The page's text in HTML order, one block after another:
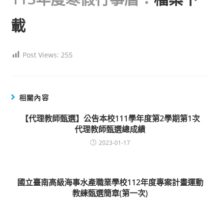
載
Post Views: 255
相關內容
【代理教師甄選】公告本校111學年度第2學期第1次
代理教師甄選總成績
2023-01-17
國立臺南高級海事水產職業學校112年度專案計畫運動
教練甄選簡章(第一次)